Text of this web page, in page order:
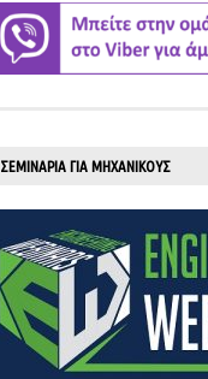
ΣΕΜΙΝΑΡΙΑ ΓΙΑ ΜΗΧΑΝΙΚΟΥΣ